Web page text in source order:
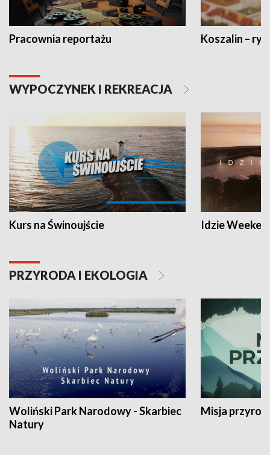
Pracownia reportażu Koszalin –
WYPOCZYNEK I REKREACJA
Kurs na Świnoujście Idzie
PRZYRODA I EKOLOGIA
Woliński Park Narodowy - Skarbiec
Natury
Misja